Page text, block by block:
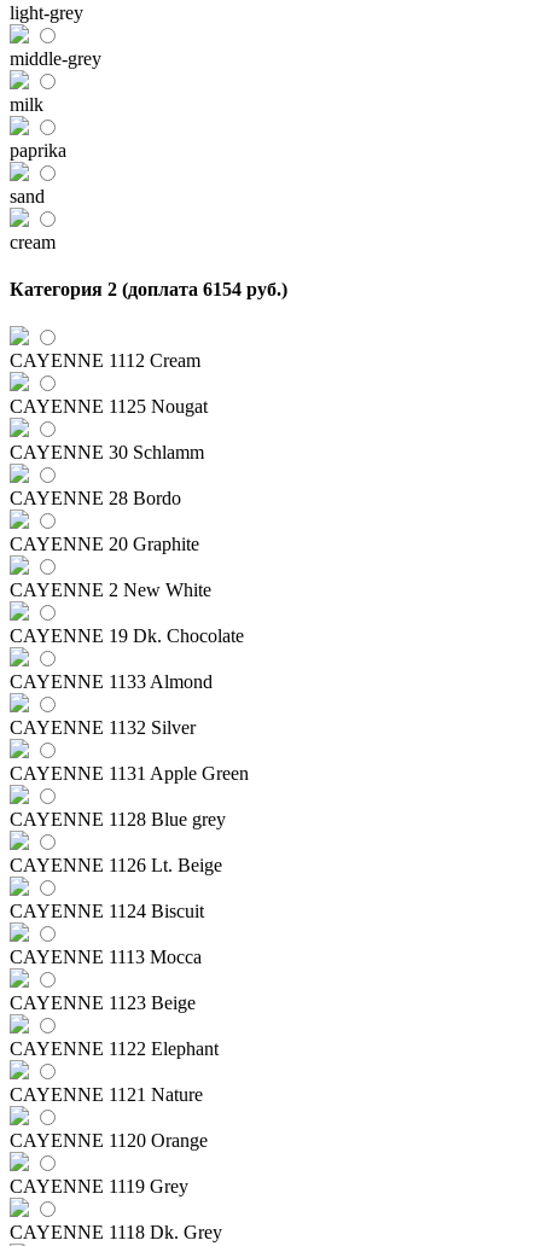
light-grey
middle-grey
milk
paprika
sand
cream
Категория 2 (доплата 6154 руб.)
CAYENNE 1112 Cream
CAYENNE 1125 Nougat
CAYENNE 30 Schlamm
CAYENNE 28 Bordo
CAYENNE 20 Graphite
CAYENNE 2 New White
CAYENNE 19 Dk. Chocolate
CAYENNE 1133 Almond
CAYENNE 1132 Silver
CAYENNE 1131 Apple Green
CAYENNE 1128 Blue grey
CAYENNE 1126 Lt. Beige
CAYENNE 1124 Biscuit
CAYENNE 1113 Mocca
CAYENNE 1123 Beige
CAYENNE 1122 Elephant
CAYENNE 1121 Nature
CAYENNE 1120 Orange
CAYENNE 1119 Grey
CAYENNE 1118 Dk. Grey